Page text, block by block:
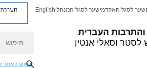
העברית
לסטר וסאלי אנטין
שער לסגל האקדמישער לסגל המנהליEnglish מערכת
חיפוש באתר